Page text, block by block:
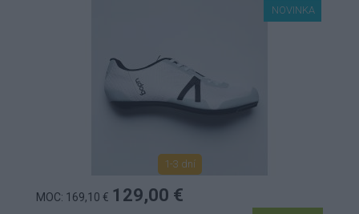
NOVINKA
1-3 dní
MOC: 169,10 € 129,00 €